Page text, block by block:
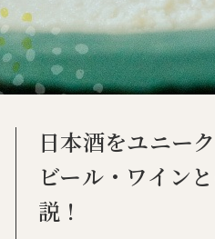
日本酒をユニー
ビール・ワイン
説！